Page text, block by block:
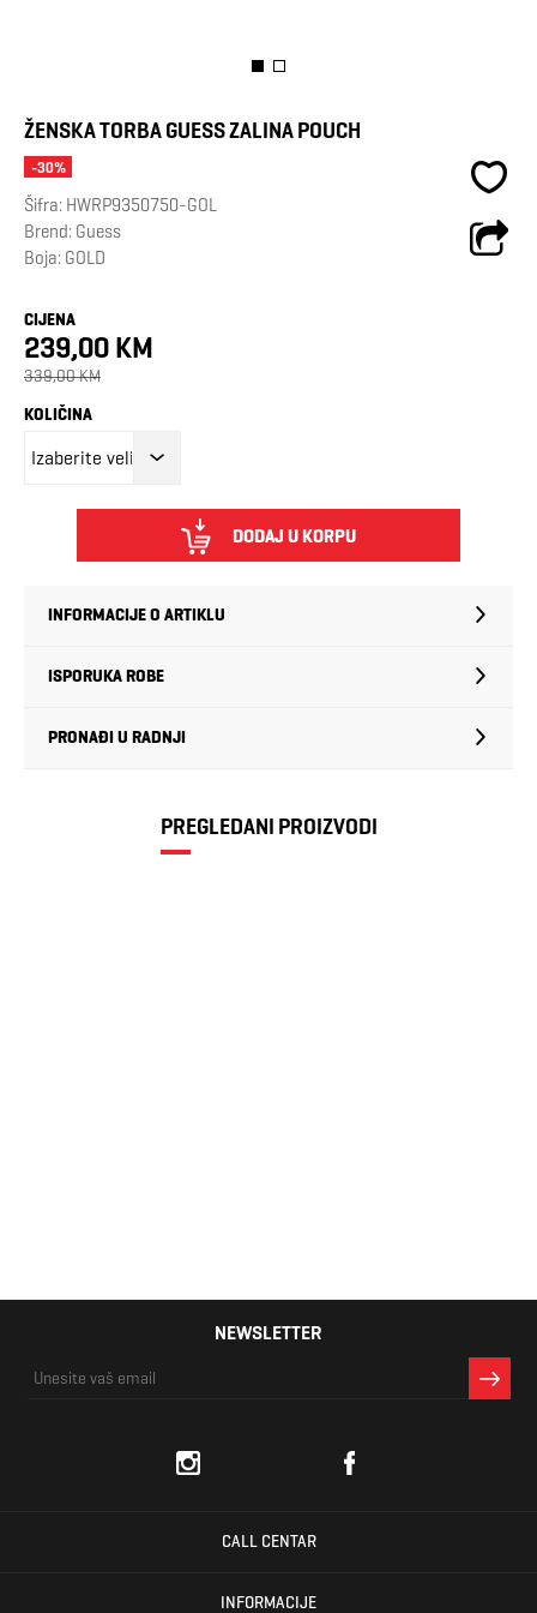
ŽENSKA TORBA GUESS ZALINA POUCH
-30%
Šifra: HWRP9350750-GOL
Brend: Guess
Boja: GOLD
CIJENA
239,00 KM
339,00 KM
KOLIČINA
DODAJ U KORPU
INFORMACIJE O ARTIKLU
ISPORUKA ROBE
PRONAĐI U RADNJI
PREGLEDANI PROIZVODI
NEWSLETTER
CALL CENTAR
INFORMACIJE